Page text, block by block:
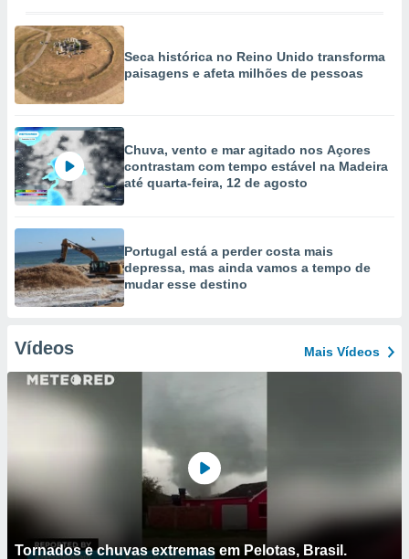
Seca histórica no Reino Unido transforma
paisagens e afeta milhões de pessoas
Chuva, vento e mar agitado nos Açores
contrastam com tempo estável na Madeira
até quarta-feira, 12 de agosto
Portugal está a perder costa mais
depressa, mas ainda vamos a tempo de
mudar esse destino
Vídeos Mais Vídeos
Tornados e chuvas extremas em Pelotas, Brasil.